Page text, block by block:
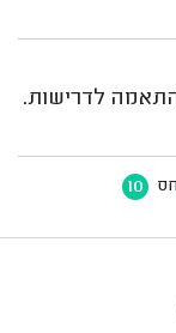
לדרישות.
10